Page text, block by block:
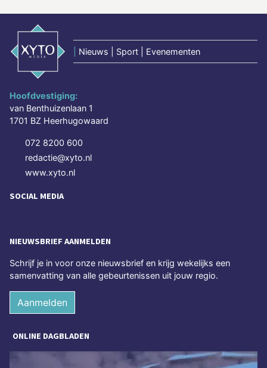
Nieuws | Sport | Evenementen
Hoofdvestiging:
van Benthuizenlaan 1
1701 BZ Heerhugowaard
072 8200 600
redactie@xyto.nl
www.xyto.nl
SOCIAL MEDIA
NIEUWSBRIEF AANMELDEN
Schrijf je in voor onze nieuwsbrief en krijg wekelijks een
samenvatting van alle gebeurtenissen uit jouw regio.
Aanmelden
ONLINE DAGBLADEN